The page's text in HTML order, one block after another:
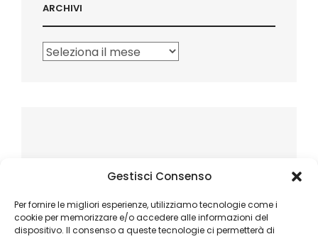
Gestisci Consenso
Per fornire le migliori esperienze, utilizziamo tecnologie come i
cookie per memorizzare e/o accedere alle informazioni del
dispositivo. Il consenso a queste tecnologie ci permetterà di
ARCHIVI
Archivi